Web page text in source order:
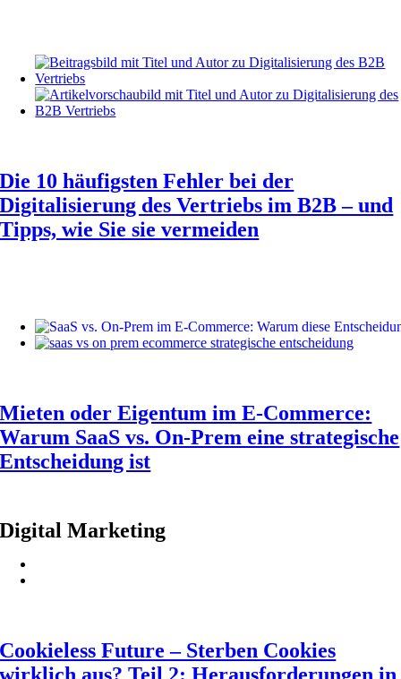
Die 10 häufigsten Fehler bei der
Digitalisierung des Vertriebs im B2B – und
Tipps, wie Sie sie vermeiden
Mieten oder Eigentum im E-Commerce:
Warum SaaS vs. On-Prem eine strategische
Entscheidung ist
Digital Marketing
Cookieless Future – Sterben Cookies
wirklich aus? Teil 2: Herausforderungen in